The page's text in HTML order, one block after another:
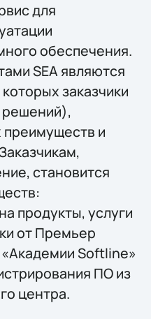
для
обеспечения.
SEA являются
заказчики
решений),
и
становится
продукты, услуги
от Премьер
Softline»
ПО из
центра.